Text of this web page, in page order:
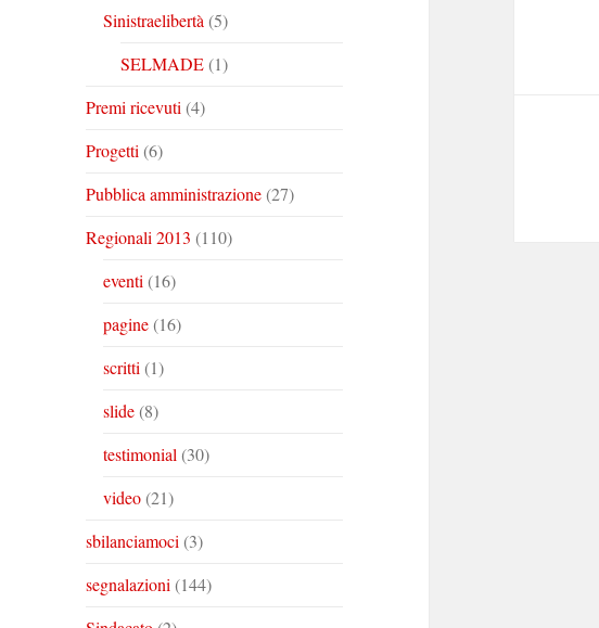
Sinistraelibertà (5)
SELMADE(1)
Premi ricevuti (4)
Progetti (6)
Pubblica amministrazione(27)
Regionali 2013 (110)
eventi (16)
pagine(16)
scritti (1)
slide(8)
testimonial (30)
video(21)
sbilanciamoci (3)
segnalazioni (144)